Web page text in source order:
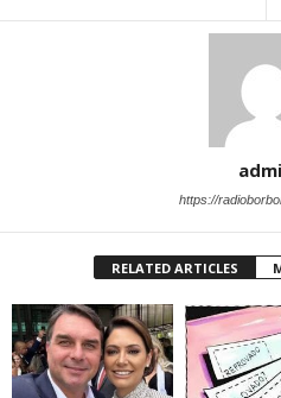
https://
RELATED ARTICLES